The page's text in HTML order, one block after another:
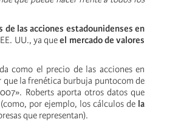
de las acciones estadounidenses en
UU., ya queel mercado de valores
como el precio de las acciones en
que la frenética burbuja puntocom de
Roberts aporta otros datos que
por ejemplo, los cálculos de la
que representan).